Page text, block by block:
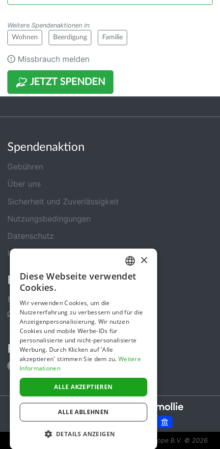
JETZT SPENDEN
Weitere Spendenaktionen in:
Wohnen Beerdigung Familie
Missbrauch melden
Spendenaktion
Gebühren
Über uns
Sicherheit und Zuverlässigkeit
Nutzungsbedingungen
Datenschutz
Impressum
Kontakt
Kontakt-Formular
Support Center
Folge uns
Secure payments powered by
Spendenaktion ist eine Initiative von Sponsor Europe B.V. © 2026
GERMAN
×
Diese Webseite verwendet
Cookies.
Wir verwenden Cookies, um die
Nutzererfahrung zu verbessern und für die
Anzeigenpersonalisierung. Wir nutzen
Cookies und mobile Werbe-IDs für
personalisierte und nicht-personalisierte
Werbung. Durch Klicken auf 'Alle
akzeptieren' stimmen Sie dem zu. Weitere
Informationen
ALLE AKZEPTIEREN
ALLE ABLEHNEN
DETAILS ANZEIGEN